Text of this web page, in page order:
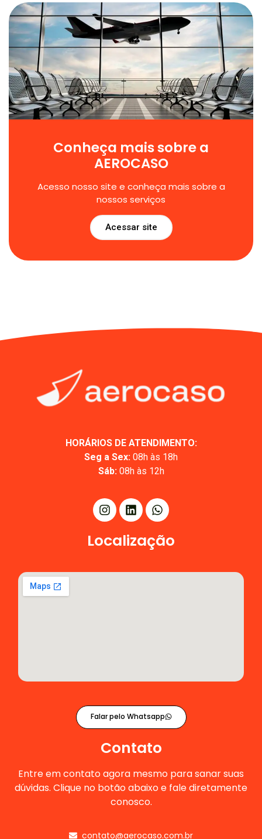
Conheça mais sobre a
AEROCASO
Acesso nosso site e conheça mais sobre a
nossos serviços
Acessar site
HORÁRIOS DE ATENDIMENTO:
Seg a Sex: 08h às 18h
Sáb:08h às 12h
Localização
Falar pelo Whatsapp
Contato
Entre em contato agora mesmo para sanar suas
dúvidas. Clique no botão abaixo e fale diretamente
conosco.
contato@aerocaso.com.br